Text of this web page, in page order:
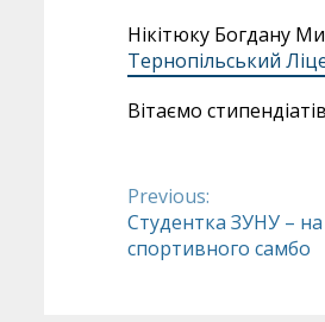
Нікітюку Богдану
Тернопільський
Вітаємо
Continue
Reading
Previous:
Студентка ЗУНУ – на
спортивного самбо